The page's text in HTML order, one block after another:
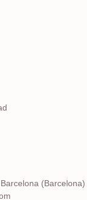
(Barcelona)